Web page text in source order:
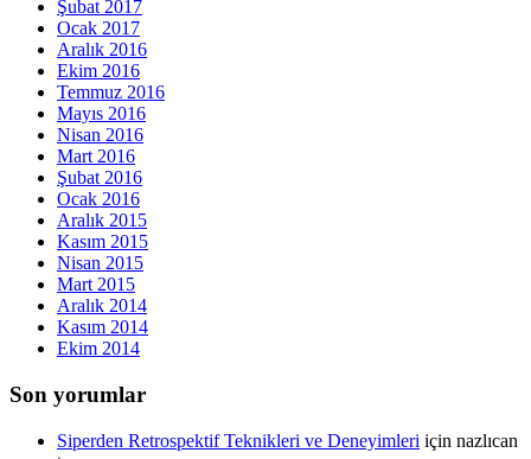
Şubat 2017
Ocak 2017
Aralık 2016
Ekim 2016
Temmuz 2016
Mayıs 2016
Nisan 2016
Mart 2016
Şubat 2016
Ocak 2016
Aralık 2015
Kasım 2015
Nisan 2015
Mart 2015
Aralık 2014
Kasım 2014
Ekim 2014
Son yorumlar
Siperden Retrospektif Teknikleri ve Deneyimleri için nazlıcan